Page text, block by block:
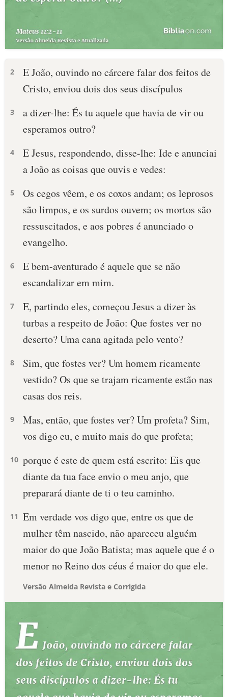
2
E João, ouvindo no cárcere falar dos feitos de
Cristo, enviou dois dos seus discípulos
3
a dizer-lhe: És tu aquele que havia de vir ou
esperamos outro?
4
E Jesus, respondendo, disse-lhe: Ide e anunciai
a João as coisas que ouvis e vedes:
5
Os cegos vêem, e os coxos andam; os leprosos
são limpos, e os surdos ouvem; os mortos são
ressuscitados, e aos pobres é anunciado o
evangelho.
6
E bem-aventurado é aquele que se não
escandalizar em mim.
7
E, partindo eles, começou Jesus a dizer às
turbas a respeito de João: Que fostes ver no
deserto? Uma cana agitada pelo vento?
8
Sim, que fostes ver? Um homem ricamente
vestido? Os que se trajam ricamente estão nas
casas dos reis.
9
Mas, então, que fostes ver? Um profeta? Sim,
vos digo eu, e muito mais do que profeta;
10 porque é este de quem está escrito: Eis que
diante da tua face envio o meu anjo, que
preparará diante de ti o teu caminho.
11 Em verdade vos digo que, entre os que de
mulher têm nascido, não apareceu alguém
maior do que João Batista; mas aquele que é o
menor no Reino dos céus é maior do que ele.
Versão Almeida Revista e Corrigida